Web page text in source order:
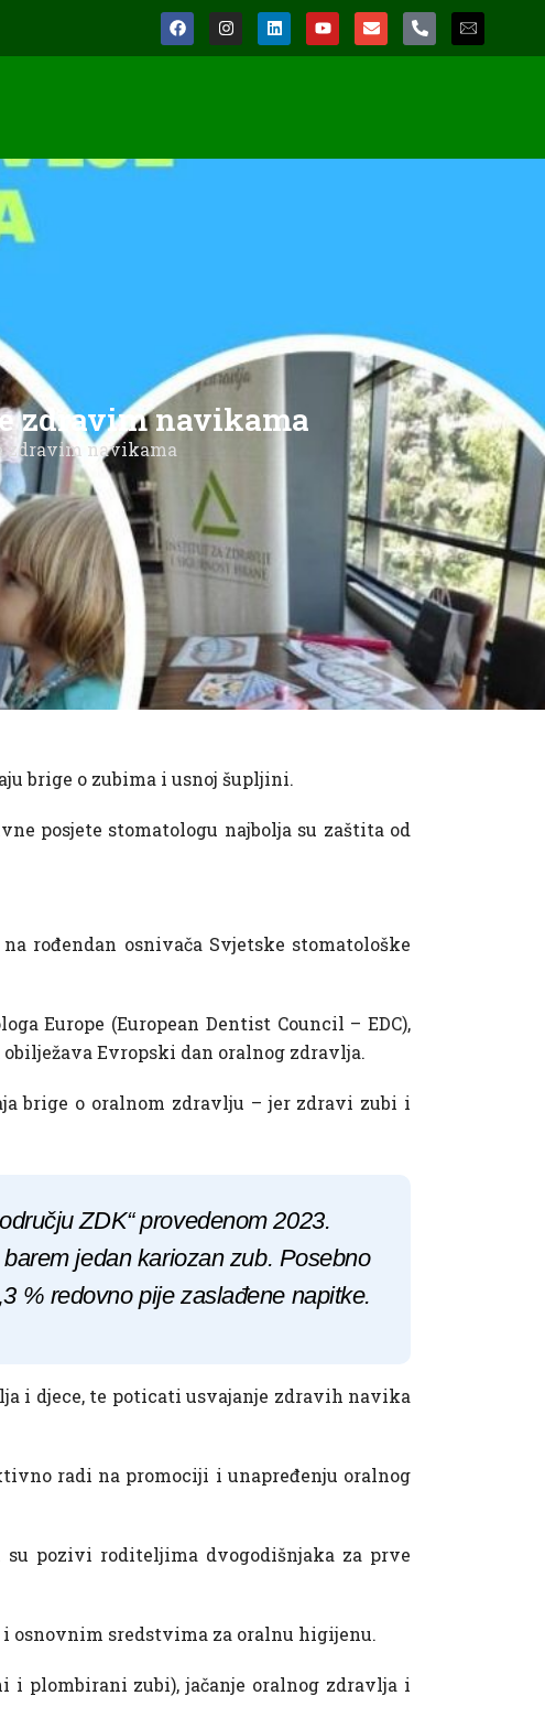
zdravim navikama
zdravim navikama
brige o zubima i usnoj šupljini.
posjete stomatologu najbolja su zaštita od
rođendan osnivača Svjetske stomatološke
Europe (European Dentist Council – EDC),
Evropski dan oralnog zdravlja.
brige o oralnom zdravlju – jer zdravi zubi i
ZDK“ provedenom 2023.
jedan kariozan zub. Posebno
% redovno pije zaslađene napitke.
i djece, te poticati usvajanje zdravih navika
radi na promociji i unapređenju oralnog
pozivi roditeljima dvogodišnjaka za prve
sredstvima za oralnu higijenu.
i plombirani zubi), jačanje oralnog zdravlja i